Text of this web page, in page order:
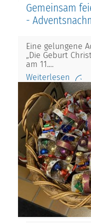
Gemeinsam
-
Eine gelungene
„Die Geburt
am 11.…
Weiterlesen